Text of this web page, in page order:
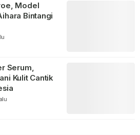
Model
Bintangi
Serum,
Kulit Cantik